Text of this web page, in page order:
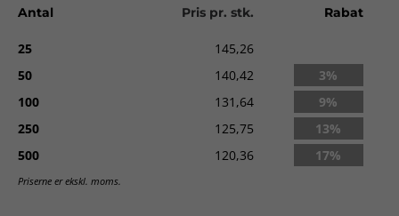
Kabellængde 100 cm.
Materiale:
Størrelse:
Trykareal:
Levering:
ca. 2-3 uger fra godkendt ordre.
Antal Pris pr. stk. Rabat
25
145,26
50
140,42
3%
100
131,64
9%
250
125,75
13%
500
120,36 17%
Priserne er ekskl. moms.